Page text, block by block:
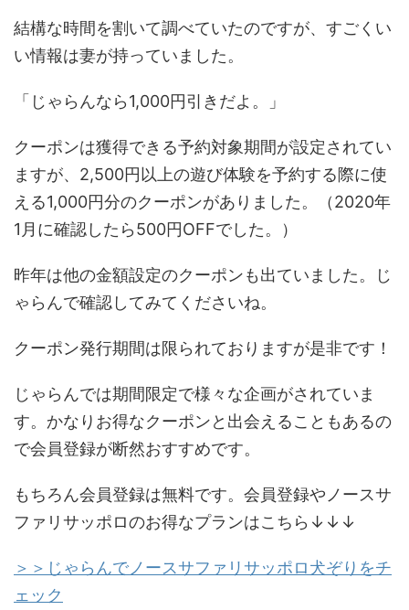
結構な時間を割いて調べていたのですが、すごくい
い情報は妻が持っていました。
「じゃらんなら1,000円引きだよ。」
クーポンは獲得できる予約対象期間が設定されてい
ますが、2,500円以上の遊び体験を予約する際に使
える1,000円分のクーポンがありました。（2020年
1月に確認したら500円OFFでした。）
昨年は他の金額設定のクーポンも出ていました。じ
ゃらんで確認してみてくださいね。
クーポン発行期間は限られておりますが是非です！
じゃらんでは期間限定で様々な企画がされていま
す。かなりお得なクーポンと出会えることもあるの
で会員登録が断然おすすめです。
もちろん会員登録は無料です。会員登録やノースサ
ファリサッポロのお得なプランはこちら↓↓↓
＞＞じゃらんでノースサファリサッポロ犬ぞりをチ
ェック